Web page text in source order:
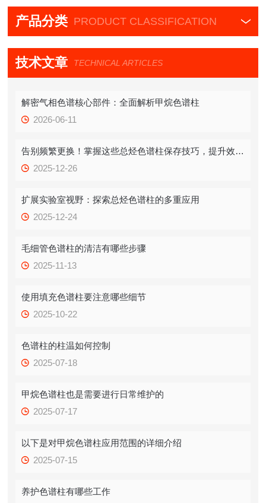
产品分类 PRODUCT CLASSIFICATION
技术文章 TECHNICAL ARTICLES
解密气相色谱核心部件：全面解析甲烷色谱柱
2026-06-11
告别频繁更换！掌握这些总烃色谱柱保存技巧，提升效率！
2025-12-26
扩展实验室视野：探索总烃色谱柱的多重应用
2025-12-24
毛细管色谱柱的清洁有哪些步骤
2025-11-13
使用填充色谱柱要注意哪些细节
2025-10-22
色谱柱的柱温如何控制
2025-07-18
甲烷色谱柱也是需要进行日常维护的
2025-07-17
以下是对甲烷色谱柱应用范围的详细介绍
2025-07-15
养护色谱柱有哪些工作